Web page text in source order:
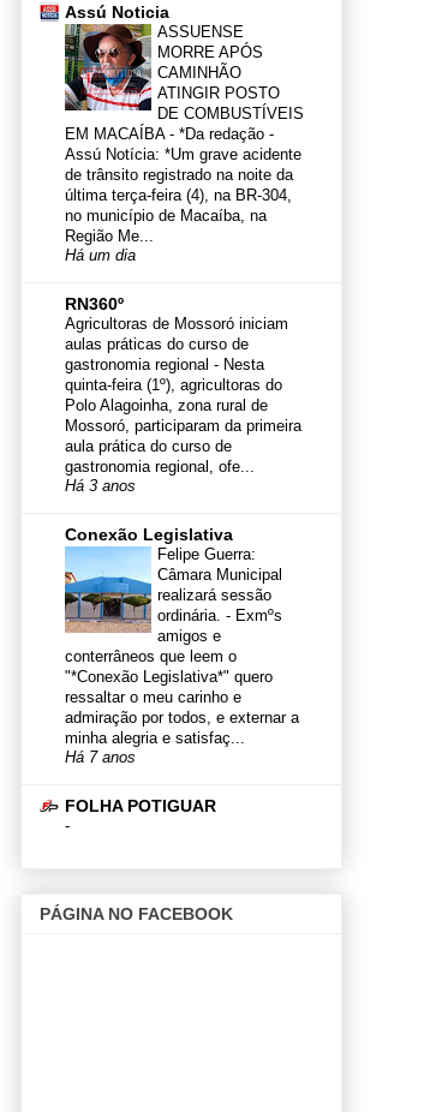
Assú Noticia
ASSUENSE
MORRE APÓS
CAMINHÃO
ATINGIR POSTO
DE COMBUSTÍVEIS
EM MACAÍBA - *Da redação -
Assú Notícia: *Um grave acidente
de trânsito registrado na noite da
última terça-feira (4), na BR-304,
no município de Macaíba, na
Região Me...
Há um dia
RN360º
Agricultoras de Mossoró iniciam
aulas práticas do curso de
gastronomia regional - Nesta
quinta-feira (1º), agricultoras do
Polo Alagoinha, zona rural de
Mossoró, participaram da primeira
aula prática do curso de
gastronomia regional, ofe...
Há 3 anos
Conexão Legislativa
Felipe Guerra:
Câmara Municipal
realizará sessão
ordinária. - Exmºs
amigos e
conterrâneos que leem o
"*Conexão Legislativa*" quero
ressaltar o meu carinho e
admiração por todos, e externar a
minha alegria e satisfaç...
Há 7 anos
FOLHA POTIGUAR
-
PÁGINA NO FACEBOOK